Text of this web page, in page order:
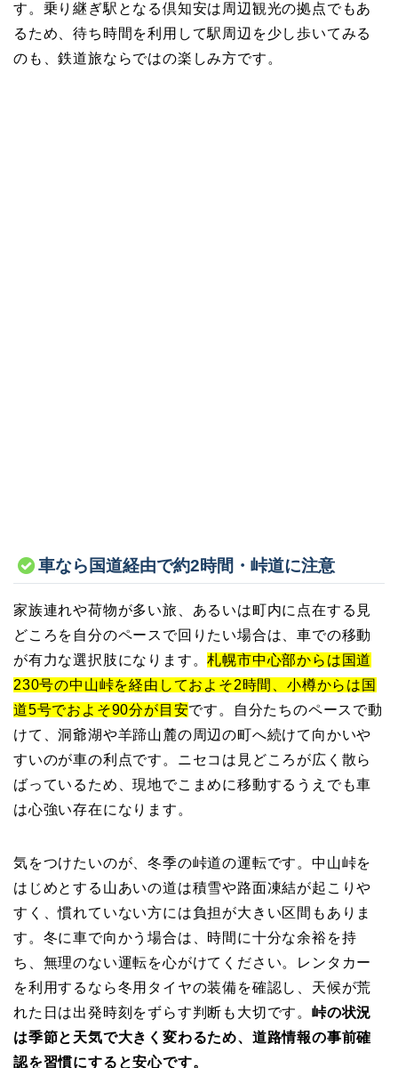
す。乗り継ぎ駅となる倶知安は周辺観光の拠点でもあ
るため、待ち時間を利用して駅周辺を少し歩いてみる
のも、鉄道旅ならではの楽しみ方です。
車なら国道経由で約2時間・峠道に注意
家族連れや荷物が多い旅、あるいは町内に点在する見
どころを自分のペースで回りたい場合は、車での移動
が有力な選択肢になります。札幌市中心部からは国道
230号の中山峠を経由しておよそ2時間、小樽からは国
道5号でおよそ90分が目安です。自分たちのペースで動
けて、洞爺湖や羊蹄山麓の周辺の町へ続けて向かいや
すいのが車の利点です。ニセコは見どころが広く散ら
ばっているため、現地でこまめに移動するうえでも車
は心強い存在になります。
気をつけたいのが、冬季の峠道の運転です。中山峠を
はじめとする山あいの道は積雪や路面凍結が起こりや
すく、慣れていない方には負担が大きい区間もありま
す。冬に車で向かう場合は、時間に十分な余裕を持
ち、無理のない運転を心がけてください。レンタカー
を利用するなら冬用タイヤの装備を確認し、天候が荒
れた日は出発時刻をずらす判断も大切です。 峠の状況
は季節と天気で大きく変わるため、道路情報の事前確
認を習慣にすると安心です。